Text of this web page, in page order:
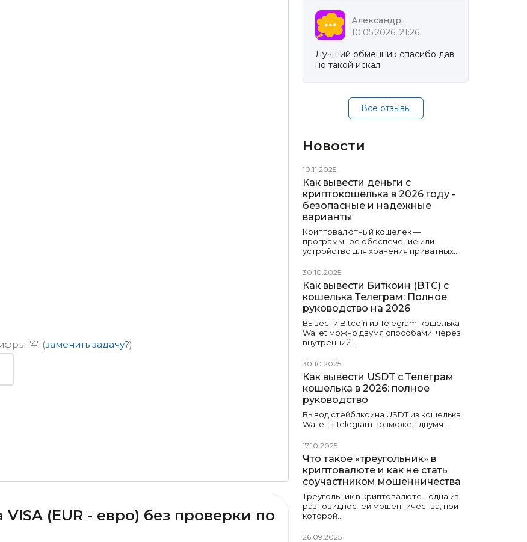
"4" (заменить задачу?)
(EUR - евро) без проверки по
Александр,
10.05.2026, 21:26
Лучший обменник спасибо дав
но такой искал
Все отзывы
Новости
10.11.2025
Как вывести деньги с
криптокошелька в 2026 году -
безопасные и надежные
варианты
Криптовалютный кошелек —
программное обеспечение или
устройство для хранения приватных…
30.10.2025
Как вывести Биткоин (BTC) с
кошелька Телеграм: Полное
руководство на 2026
Вывести Bitcoin из Telegram-кошелька
Wallet можно двумя способами: через
внутренний…
30.10.2025
Как вывести USDT с Телеграм
кошелька в 2026: полное
руководство
Вывод стейблкоина USDT из кошелька
Wallet в Telegram возможен двумя…
17.10.2025
Что такое «треугольник» в
криптовалюте и как не стать
соучастником мошенничества
Треугольник в криптовалюте - одна из
разновидностей мошенничества, при
которой…
26.09.2025